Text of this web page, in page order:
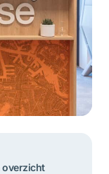
overzicht